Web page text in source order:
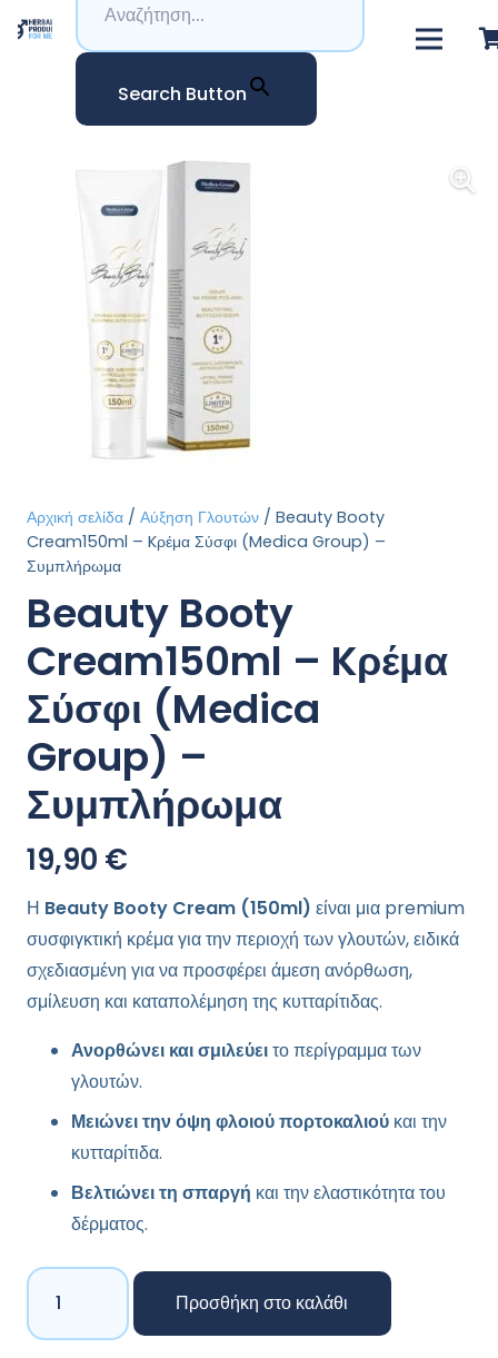
Search Button
Αρχική σελίδα / Αύξηση Γλουτών / Beauty Booty
Cream150ml – Kρέμα Σύσφι (Medica Group) –
Συμπλήρωμα
Beauty Booty
Cream150ml – Kρέμα
Σύσφι (Medica
Group) –
Συμπλήρωμα
19,90 €
Η Beauty Booty Cream (150ml) είναι μια premium
συσφιγκτική κρέμα για την περιοχή των γλουτών, ειδικά
σχεδιασμένη για να προσφέρει άμεση ανόρθωση,
σμίλευση και καταπολέμηση της κυτταρίτιδας.
Ανορθώνει και σμιλεύειτο περίγραμμα των
γλουτών.
Μειώνει την όψη φλοιού πορτοκαλιού και την
κυτταρίτιδα.
Βελτιώνει τη σπαργή και την ελαστικότητα του
δέρματος.
Beauty
Booty
Cream150ml
Προσθήκη στο καλάθι